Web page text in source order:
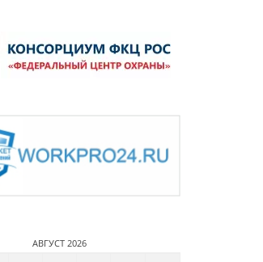
АВГУСТ 2026